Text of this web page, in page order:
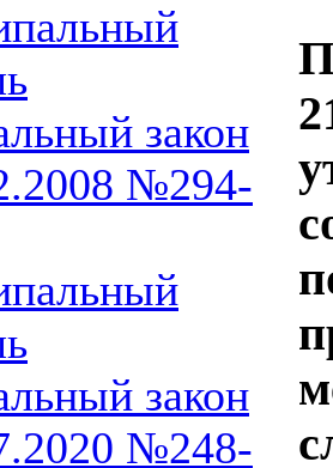
закон
№294-
закон
№248-